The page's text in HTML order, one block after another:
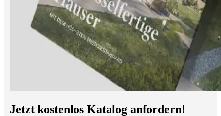
Jetzt kostenlos Katalog anfordern!